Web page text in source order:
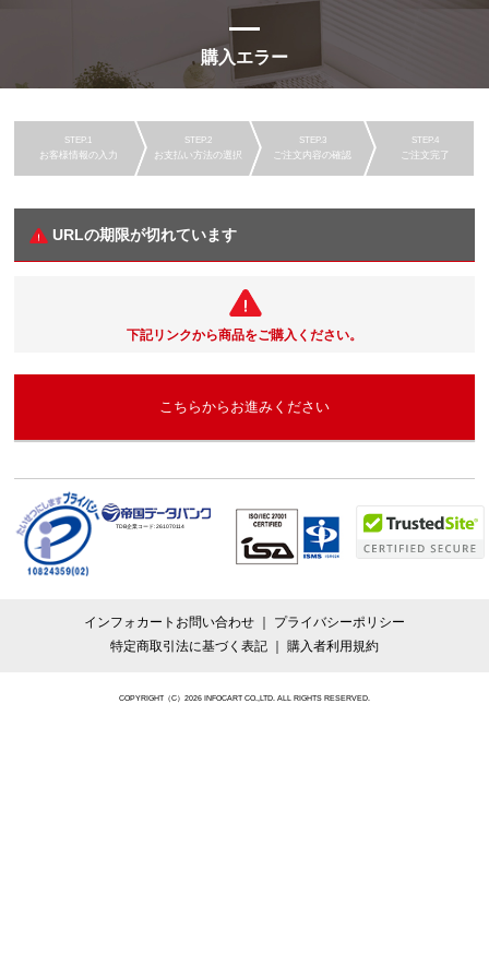
購入エラー
お客様情報の入力 お支払い方法の選択 ご注文内容の確認 ご注文完了
URLの期限が切れています
下記リンクから商品をご購入ください。
こちらからお進みください
TDB企業コード:261070114
インフォカートお問い合わせ
プライバシーポリシー
特定商取引法に基づく表記
購入者利用規約
COPYRIGHT（C）2026 INFOCART CO.,LTD. ALL RIGHTS RESERVED.